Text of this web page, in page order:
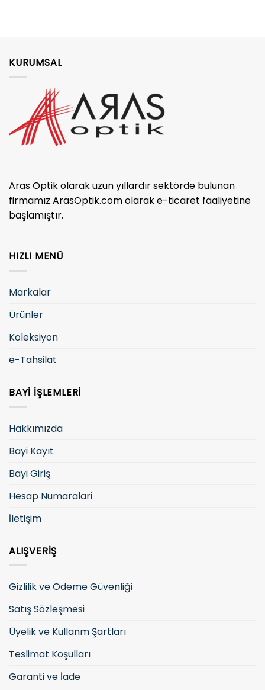
KURUMSAL
Aras Optik olarak uzun yıllardır sektörde bulunan
firmamız ArasOptik.com olarak e-ticaret faaliyetine
başlamıştır.
HIZLI MENÜ
Markalar
Ürünler
Koleksiyon
e-Tahsilat
BAYI İŞLEMLERI
Hakkımızda
Bayi Kayıt
Bayi Giriş
Hesap Numaralari
İletişim
ALIŞVERIŞ
Gizlilik ve Ödeme Güvenliği
Satış Sözleşmesi
Üyelik ve Kullanm Şartları
Teslimat Koşulları
Garanti ve İade